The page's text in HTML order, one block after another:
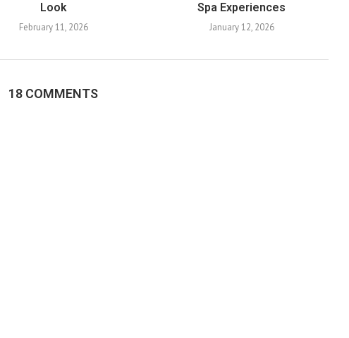
Look
February 11, 2026
Spa Experiences
January 12, 2026
18 COMMENTS